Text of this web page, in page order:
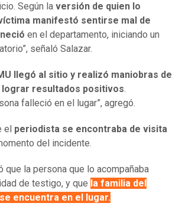
Según la versión de quien lo
manifestó sentirse mal de
en el departamento, iniciando un
señaló Salazar.
llegó al sitio y realizó maniobras de
lograr resultados positivos.
falleció en el lugar”, agregó.
el periodista se encontraba de visita
del incidente.
que la persona que lo acompañaba
de testigo, y que la familia del
encuentra en el lugar.